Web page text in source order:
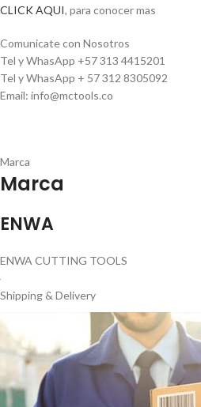
CLICK AQUI, para conocer mas
Comunicate con Nosotros
Tel y WhasApp +57 313 4415201
Tel y WhasApp + 57 312 8305092
Email: info@mctools.co
Marca
Marca
ENWA
ENWA CUTTING TOOLS
Shipping & Delivery